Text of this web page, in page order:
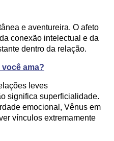
e aventureira. O afeto
conexão intelectual e da
dentro da relação.
ama?
leves
significa superficialidade.
emocional, Vênus em
vínculos extremamente